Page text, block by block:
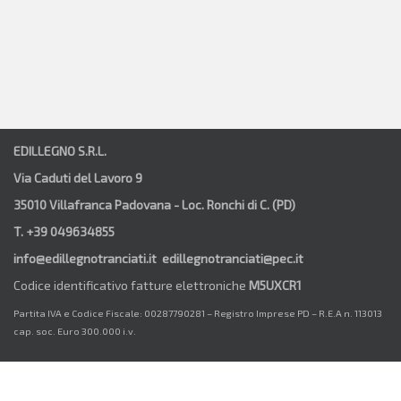
EDILLEGNO S.R.L.
Via Caduti del Lavoro 9
35010 Villafranca Padovana - Loc. Ronchi di C. (PD)
T. +39 049634855
info@edillegnotranciati.it edillegnotranciati@pec.it
Codice identificativo fatture elettroniche M5UXCR1
Partita IVA e Codice Fiscale: 00287790281 – Registro Imprese PD – R.E.A n. 113013
cap. soc. Euro 300.000 i.v.